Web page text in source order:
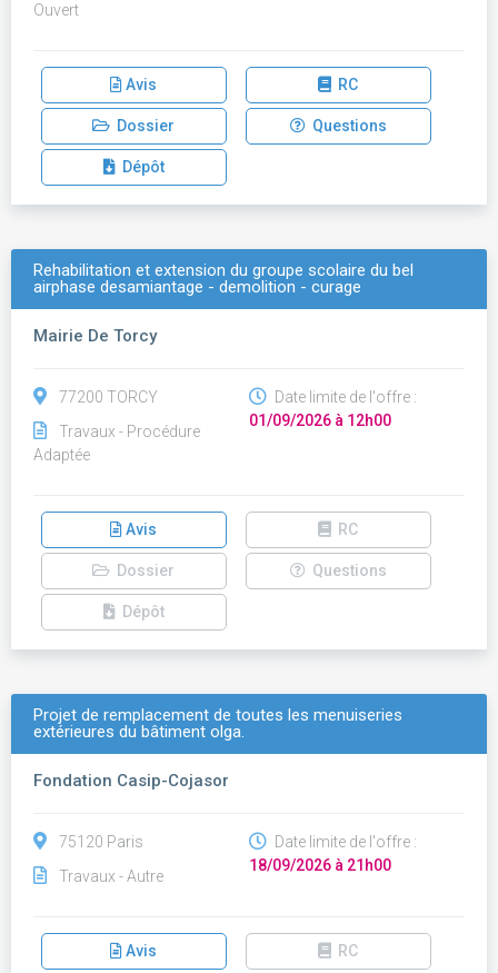
Ouvert
Avis RC
Dossier Questions
Dépôt
Rehabilitation et extension du groupe scolaire du bel
airphase desamiantage - demolition - curage
Mairie De Torcy
77200 TORCY
Travaux - Procédure
Adaptée
Date limite de l'offre :
01/09/2026 à 12h00
Avis RC
Dossier Questions
Dépôt
Projet de remplacement de toutes les menuiseries
extérieures du bâtiment olga.
Fondation Casip-Cojasor
75120 Paris
Travaux - Autre
Date limite de l'offre :
18/09/2026 à 21h00
Avis RC